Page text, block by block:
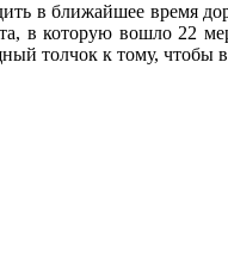
в ближайшее время
в которую вошло 22
толчок к тому, чтобы